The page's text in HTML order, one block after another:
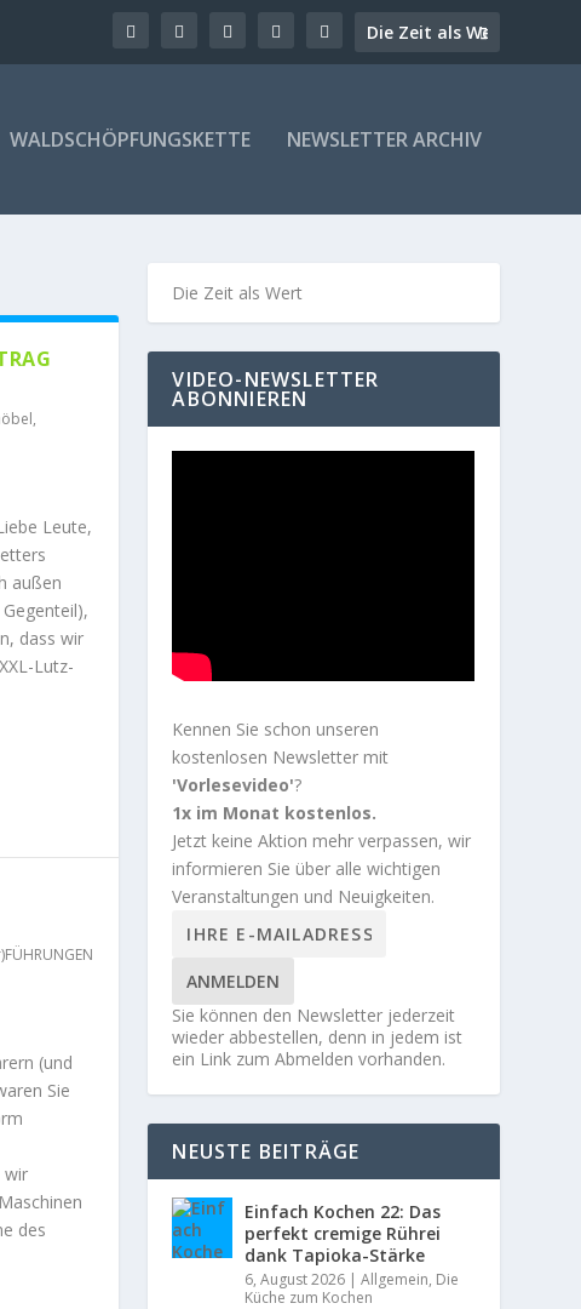
WALDSCHÖPFUNGSKETTE NEWSLETTER ARCHIV
,
Leute,
außen
dass wir
Lutz-
(und
Sie
wir
des
VIDEO-NEWSLETTER
ABONNIEREN
Kennen Sie schon unseren
kostenlosen Newsletter mit
'Vorlesevideo'?
1x im Monat kostenlos.
Jetzt keine Aktion mehr verpassen, wir
informieren Sie über alle wichtigen
Veranstaltungen und Neuigkeiten.
ANMELDEN
Sie können den Newsletter jederzeit
wieder abbestellen, denn in jedem ist
ein Link zum Abmelden vorhanden.
NEUSTE BEITRÄGE
Einfach Kochen 22: Das
perfekt cremige Rührei
dank Tapioka-Stärke
6, August 2026 |Allgemein, Die
Küche zum Kochen